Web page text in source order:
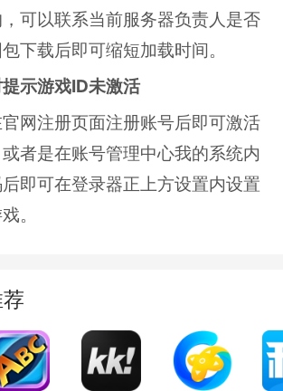
可以联系当前服务器负责人是否
下载后即可缩短加载时间。
示游戏ID未激活
注册页面注册账号后即可激活
者是在账号管理中心我的系统内
即可在登录器正上方设置内设置
。